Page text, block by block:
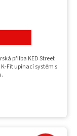
přilba KED Street
Fit upínací systém s